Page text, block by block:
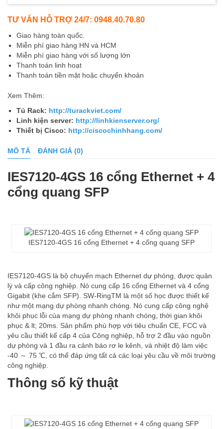
TƯ VẤN HỖ TRỢ 24/7: 0948.40.70.80
Giao hàng toàn quốc.
Miễn phí giao hàng HN và HCM
Miễn phí giao hàng với số lượng lớn
Thanh toán linh hoạt
Thanh toán tiền mặt hoặc chuyển khoản
Xem Thêm:
Tủ Rack: http://turackviet.com/
Linh kiện server: http://linhkienserver.org/
Thiết bị Cisco: http://ciscochinhhang.com/
MÔ TẢ ĐÁNH GIÁ (0)
IES7120-4GS 16 cổng Ethernet + 4
cổng quang SFP
IES7120-4GS 16 cổng Ethernet + 4 cổng quang SFP
IES7120-4GS là bộ chuyển mạch Ethernet dự phòng, được quản
lý và cấp công nghiệp. Nó cung cấp 16 cổng Ethernet và 4 cổng
Gigabit (khe cắm SFP). SW-RingTM là một số học được thiết kế
như một mạng dự phòng nhanh chóng. Nó cung cấp công nghệ
khôi phục lỗi của mạng dự phòng nhanh chóng, thời gian khôi
phục & lt; 20ms. Sản phẩm phù hợp với tiêu chuẩn CE, FCC và
yêu cầu thiết kế cấp 4 của Công nghiệp, hỗ trợ 2 đầu vào nguồn
dự phòng và 1 đầu ra cảnh báo rơ le kênh, và nhiệt độ làm việc
-40 ～ 75 ℃, có thể đáp ứng tất cả các loại yêu cầu về môi trường
công nghiệp.
Thông số kỹ thuật